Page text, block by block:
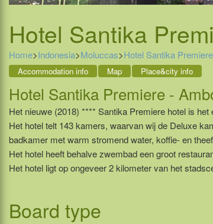
Hotel Santika
Home>Indonesia>Moluccas>Hotel Santika
Accommodation info Map Place&city info
Hotel Santika Premiere -
Het nieuwe (2018) **** Santika Premiere hotel is
Het hotel telt 143 kamers, waarvan wij de Deluxe
badkamer met warm stromend water, koffie- en
Het hotel heeft behalve zwembad een groot
Het hotel ligt op ongeveer 2 kilometer van het
Board type